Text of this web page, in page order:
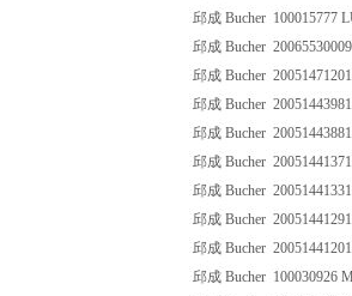
邱成 Bucher 100015777
邱成 Bucher
邱成 Bucher
邱成 Bucher
邱成 Bucher
邱成 Bucher
邱成 Bucher
邱成 Bucher
邱成 Bucher
邱成 Bucher 100030926